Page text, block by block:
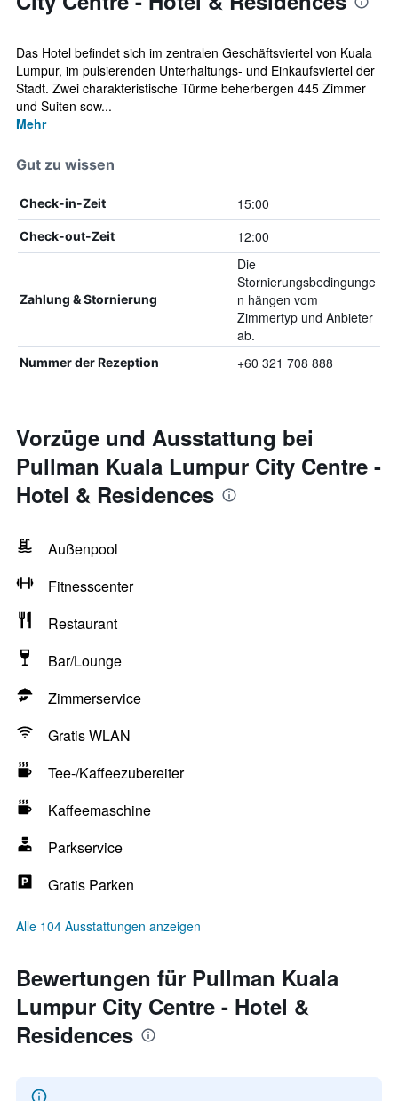
Das Hotel befindet sich im zentralen Geschäftsviertel von Kuala
Lumpur, im pulsierenden Unterhaltungs- und Einkaufsviertel der
Stadt. Zwei charakteristische Türme beherbergen 445 Zimmer
und Suiten sow...
Mehr
Gut zu wissen
Check-in-Zeit 15:00
Check-out-Zeit 12:00
Zahlung & Stornierung
Die
Stornierungsbedingunge
n hängen vom
Zimmertyp und Anbieter
ab.
Nummer der Rezeption +60 321 708 888
Vorzüge und Ausstattung bei
Pullman Kuala Lumpur City Centre -
Hotel & Residences
Außenpool
Fitnesscenter
Restaurant
Bar/Lounge
Zimmerservice
Gratis WLAN
Tee-/Kaffeezubereiter
Kaffeemaschine
Parkservice
Gratis Parken
Alle 104 Ausstattungen anzeigen
Bewertungen für Pullman Kuala
Lumpur City Centre - Hotel &
Residences